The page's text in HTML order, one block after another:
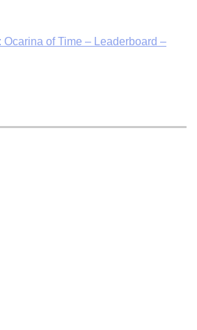
of Time – Leaderboard –